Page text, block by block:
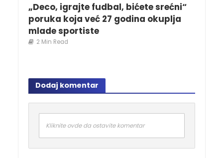
„Deco, igrajte fudbal, bićete srećni“
poruka koja već 27 godina okuplja
mlade sportiste
2 Min Read
Dodaj komentar
Kliknite ovde da ostavite komentar